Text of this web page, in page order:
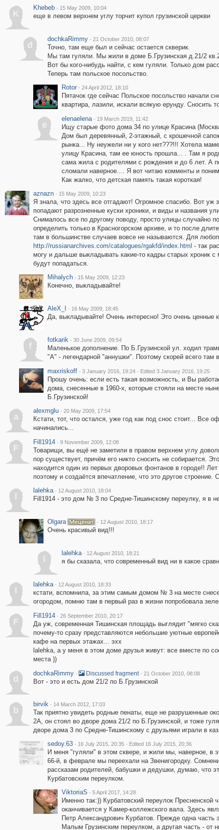
K
Khebeb · 15 May 2009, 10:04
еще в левом верхнем углу торчит купол грузинской церкви
d
dochkaRimmy · 21 October 2010, 08:07
Точно, там еще был и сейчас остается скверик.
Мы там гуляли. Мы жили в доме Б.Грузинская д.21/2
Вот бы кого-нибудь найти, с кем гуляли. Только дом
Теперь там польское посольство.
Rotor · 24 April 2012, 18:10
Пятачок где сейчас Польское посольство
квартира, лазили, искали всякую ерунду. Сносить
e
elenaelena · 19 March 2019, 11:42
Ищу старые фото дома 34 по улице Красина
Дом был деревянный, 2-этажный, с крошечной
рынка... Ну неужели ни у кого нет???!!! Хотела
улицу Красина, там ее юность прошла... . Там я
сама жила с родителями с рождения и до 6 лет. А
сломали наверное.... Я вот читаю комменты и
Как жалко, что детская память такая короткая!
aznazn · 15 May 2009, 10:23
Я знала, что здесь все отгадают! Огромное спасибо. Вот уж
попадают разрозненные куски хроники, и виды и названия
Снималось все по другому поводу, просто улицы случайно
определить только в Красногорском архиве, и то после
там в большинстве случаев вовсе не называются. Для
http://russianarchives.com/catalogues/rgakfd/index.html - так
могу и дальше выкладывать какие-то кадры старых хроник
будут попадаться.
Mihalych · 15 May 2009, 12:23
Конечно, выкладывайте!
AleX_I · 16 May 2009, 18:45
Да, выкладывайте! Очень интересно! Это очень ценные
f
fotkarik · 30 June 2009, 09:54
Маленькое дополнение. По Б.Грузинской ул. ходил
"А" - легендарной "аннушки". Поэтому скорей всего там
maxriskoff · 3 January 2016, 19:24 · Edited 3 January 2016, 19:25
Прошу очень: если есть такая возможность, и Вы
дома, снесенные в 1960-х, которые стояли на месте
Б.Грузинской!
a
alexmglu · 20 May 2009, 17:54
Кстати, тот, что остался, уже год как под снос стоит... Все
начинались...
F
Fill1914 · 9 November 2009, 12:08
Товарищи, вы ещё не заметили в правом верхнем углу
пор существует, причём его никто сносить не собирается.
находится один из первых дворовых фонтанов в городе!!
поэтому и создаётся впечатление, что это другое
lalehka · 12 August 2010, 18:04
Fill1914 - это дом № 3 по Средне-Тишинскому переулку, я в
Olgara · 12 August 2010, 18:17
Очень красивый вид!!!
lalehka · 12 August 2010, 18:21
я бы сказала, что современный вид ни в какое
lalehka · 12 August 2010, 18:33
кстати, вспомнила, за этим самым домом № 3 на месте
огородом, помню там в первый раз в жизни попробовала
F
Fill1914 · 26 September 2010, 20:17
Да уж, современная Тишинская площадь выглядит "мягко
почему-то сразу представляются небольшие уютные
кафе на первых этажах... эхх
lalehka, а у меня в этом доме друзья живут: все вместе по
места ))
d
dochkaRimmy · Discussed fragment · 21 October 2010, 08:08
Вот - это и есть дом 21/2 по Б.Грузинской
b
birvik · 14 March 2012, 17:03
Так приятно увидеть родные пенаты, еще не разрушенные
2А, он стоял во дворе дома 21/2 по Б.Грузинской, и тоже
дворе дома 3 по Средне-Тишинскому с друзьями играли в
sedoy.63 · 16 July 2015, 20:35 · Edited 16 July 2015, 20:36
И меня "гуляли" в этом сквере, и жили мы, наверное, в
66-й, в феврале мы переехали на Звенигородку.
рассказам родителей, бабушки и дедушки, думаю, что
Курбатовским переулком.
ViktoriaS · 5 April 2017, 14:28
Именно так:)) Курбатовский переулок Пресненской
оканчивается у Камер-коллежского вала. Здесь
Петр Александрович Курбатов. Прежде одна часть
Малым Грузинским переулком, а другая часть - от